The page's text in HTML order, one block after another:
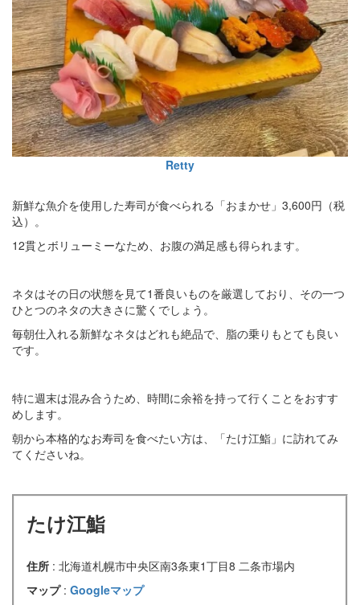
Retty
新鮮な魚介を使用した寿司が食べられる「おまかせ」3,600円（税
込）。
12貫とボリューミーなため、お腹の満足感も得られます。
ネタはその日の状態を見て1番良いものを厳選しており、その一つ
ひとつのネタの大きさに驚くでしょう。
毎朝仕入れる新鮮なネタはどれも絶品で、脂の乗りもとても良い
です。
特に週末は混み合うため、時間に余裕を持って行くことをおすす
めします。
朝から本格的なお寿司を食べたい方は、「たけ江鮨」に訪れてみ
てくださいね。
たけ江鮨
住所 : 北海道札幌市中央区南3条東1丁目8 二条市場内
マップ : Googleマップ